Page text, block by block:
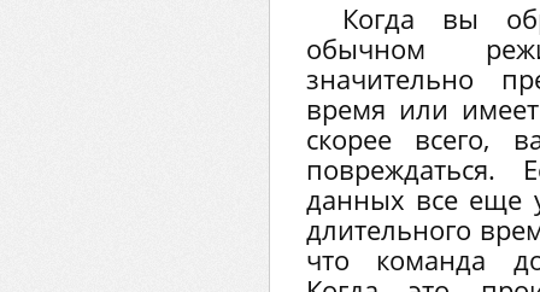
Когда вы
обычном
значительно
время или имеет
скорее всего,
повреждаться.
данных все еще
длительного
что команда